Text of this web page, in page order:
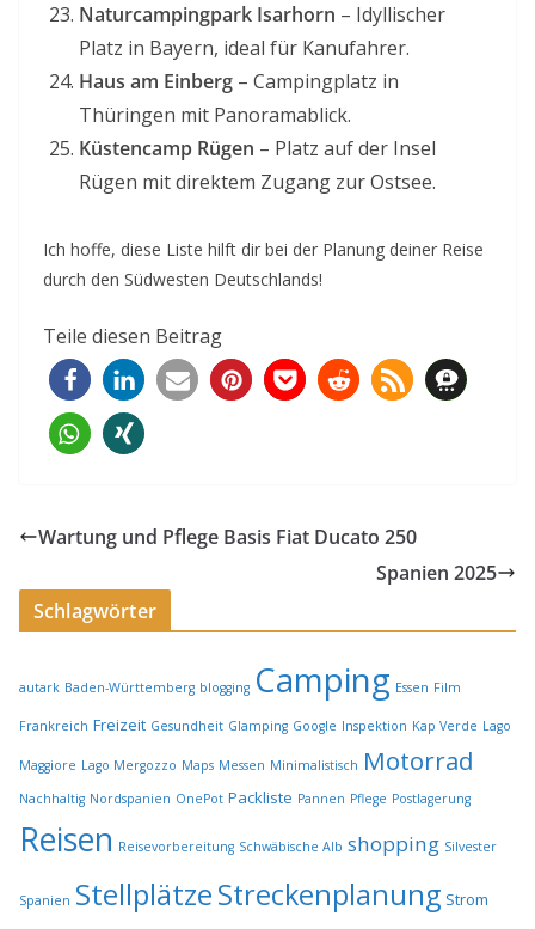
Naturcampingpark Isarhorn – Idyllischer
Platz in Bayern, ideal für Kanufahrer.
Haus am Einberg – Campingplatz in
Thüringen mit Panoramablick.
Küstencamp Rügen – Platz auf der Insel
Rügen mit direktem Zugang zur Ostsee.
Ich hoffe, diese Liste hilft dir bei der Planung deiner Reise
durch den Südwesten Deutschlands!
Teile diesen Beitrag
Wartung und Pflege Basis Fiat Ducato 250
Spanien 2025
Schlagwörter
autark Baden-Württemberg blogging Camping Essen Film
Frankreich Freizeit Gesundheit Glamping Google Inspektion Kap Verde Lago
Maggiore Lago Mergozzo Maps Messen Minimalistisch Motorrad
Nachhaltig Nordspanien OnePot Packliste Pannen Pflege Postlagerung
Reisen Reisevorbereitung Schwäbische Alb shopping Silvester
Spanien StellplätzeStreckenplanung Strom